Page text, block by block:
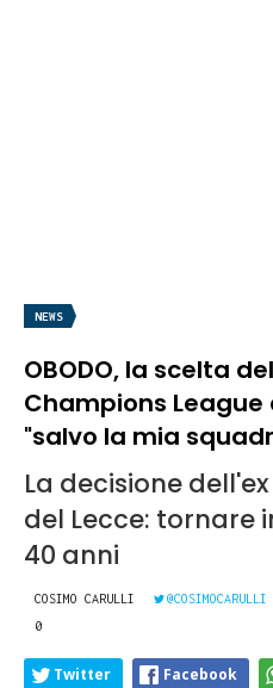
NEWS
OBODO, la scelta
Champions
"salvo la mia
La decisione
del Lecce: tornare
40 anni
COSIMO CARULLI @COSIMOCARULLI
0
Twitter Facebook